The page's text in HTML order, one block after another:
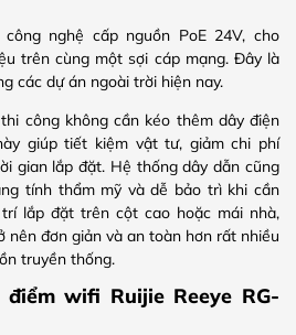
nghệ cấp nguồn PoE 24V, cho
trên cùng một sợi cáp mạng. Đây là
các dự án ngoài trời hiện nay.
công không cần kéo thêm dây điện
giúp tiết kiệm vật tư, giảm chi phí
gian lắp đặt. Hệ thống dây dẫn cũng
tính thẩm mỹ và dễ bảo trì khi cần
lắp đặt trên cột cao hoặc mái nhà,
nên đơn giản và an toàn hơn rất nhiều
truyền thống.
wifi Ruijie Reeye RG-